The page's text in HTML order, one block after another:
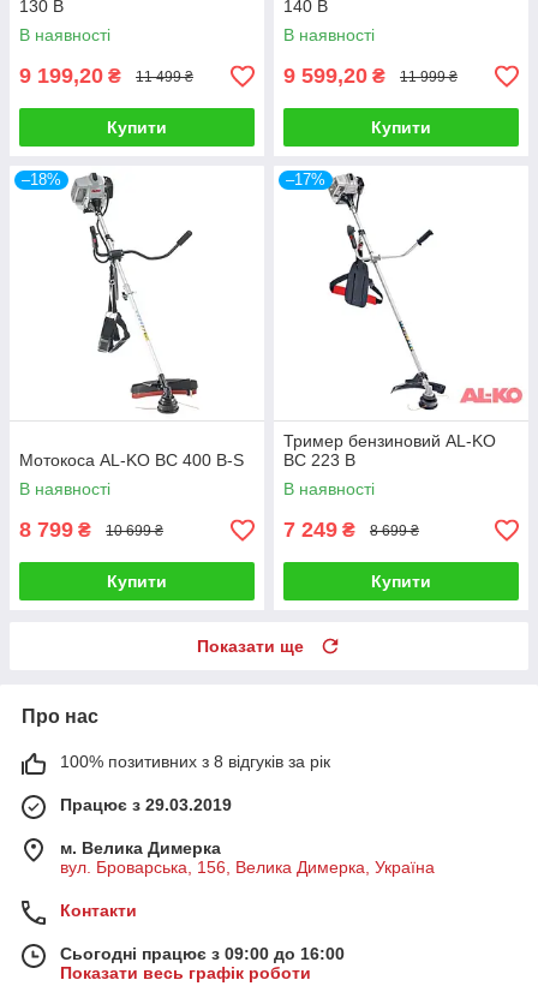
130 B
В наявності
9 199,20 ₴ 11 499 ₴
Купити
140 B
В наявності
9 599,20 ₴ 11 999 ₴
Купити
–18%
Мотокоса AL-KO BC 400 B-S
В наявності
8 799 ₴ 10 699 ₴
Купити
–17%
Тример бензиновий AL-KO
BC 223 B
В наявності
7 249 ₴ 8 699 ₴
Купити
Показати ще
Про нас
100% позитивних з 8 відгуків за рік
Працює з 29.03.2019
м. Велика Димерка
вул. Броварська, 156, Велика Димерка, Україна
Контакти
Сьогодні працює з 09:00 до 16:00
Показати весь графік роботи